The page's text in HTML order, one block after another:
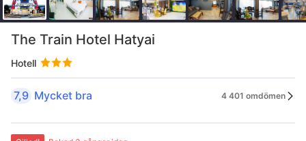
The Train Hotel Hatyai
Hotell
7,9 Mycket bra 4 401 omdömen